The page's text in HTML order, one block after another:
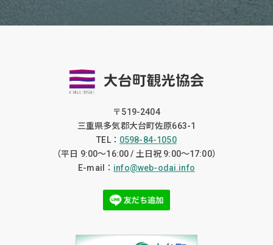
〒519-2404
三重県多気郡大台町佐原663-1
TEL： 0598-84-1050
（平日 9:00〜16:00 / 土日祝 9:00〜17:00）
E-mail： info@web-odai.info